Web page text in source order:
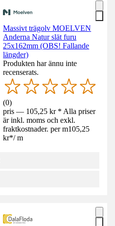
Massivt trägolv MOELVEN
Anderna Natur slät furu
25x162mm (OBS! Fallande
längder)
Produkten har ännu inte
recenserats.
(0)
pris — 105,25 kr * Alla priser
är inkl. moms och exkl.
fraktkostnader. per m105,25
kr*/ m